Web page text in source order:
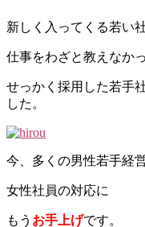
新しく入ってくる若い
仕事をわざと教えなか
せっかく採用した若手
した。
今、多くの男性若手経
女性社員の対応に
もう お手上げです。